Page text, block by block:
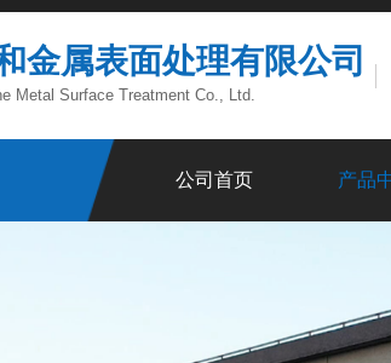
金属表面处理有限公司
Metal Surface Treatment Co., Ltd.
公司首页 产品